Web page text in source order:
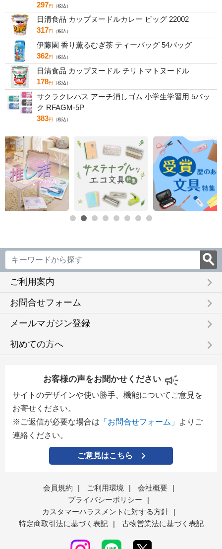
297円 （税込）
日清食品 カップヌードルカレー ビッグ 22002
317円 （税込）
伊藤園 香り薫るむぎ茶 ティーバッグ 54バッグ
362円 （税込）
日清食品 カップヌードル チリトマトヌードル
178円 （税込）
サクラクレパス アーチ消しゴム 小学生学習用 5パッ
ク RFAGM-5P
383円 （税込）
ご利用案内 keyboard_arrow_right
お問合せフォーム keyboard_arrow_right
メールマガジン登録 keyboard_arrow_right
初めての方へ keyboard_arrow_right
お客様の声をお聞かせください
サイトのデザインや使い勝手、機能についてご意見を
お寄せください。
※ご返信が必要な場合は 「お問合せフォーム」
よりご
連絡ください。
ご意見はこちら
会員規約 | ご利用環境 | 会社概要
|
プライバシーポリシー
|
カスタマーハラスメントに対する方針
|
特定商取引法に基づく表記
| 古物営業法に基づく表記